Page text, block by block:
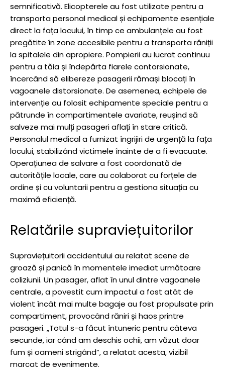
semnificativă. Elicopterele au fost utilizate pentru a
transporta personal medical și echipamente esențiale
direct la fața locului, în timp ce ambulanțele au fost
pregătite în zone accesibile pentru a transporta răniții
la spitalele din apropiere. Pompierii au lucrat continuu
pentru a tăia și îndepărta fiarele contorsionate,
încercând să elibereze pasagerii rămași blocați în
vagoanele distorsionate. De asemenea, echipele de
intervenție au folosit echipamente speciale pentru a
pătrunde în compartimentele avariate, reușind să
salveze mai mulți pasageri aflați în stare critică.
Personalul medical a furnizat îngrijiri de urgență la fața
locului, stabilizând victimele înainte de a fi evacuate.
Operațiunea de salvare a fost coordonată de
autoritățile locale, care au colaborat cu forțele de
ordine și cu voluntarii pentru a gestiona situația cu
maximă eficiență.
Relatările supraviețuitorilor
Supraviețuitorii accidentului au relatat scene de
groază și panică în momentele imediat următoare
coliziunii. Un pasager, aflat în unul dintre vagoanele
centrale, a povestit cum impactul a fost atât de
violent încât mai multe bagaje au fost propulsate prin
compartiment, provocând răniri și haos printre
pasageri. „Totul s-a făcut întuneric pentru câteva
secunde, iar când am deschis ochii, am văzut doar
fum și oameni strigând”, a relatat acesta, vizibil
marcat de evenimente.